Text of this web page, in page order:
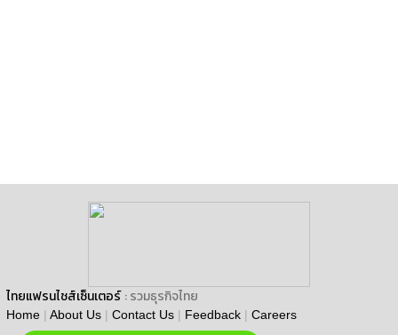
ไทยแฟรนไชส์เซ็นเตอร์ : รวมธุรกิจไทย
Home | About Us | Contact Us | Feedback | Careers